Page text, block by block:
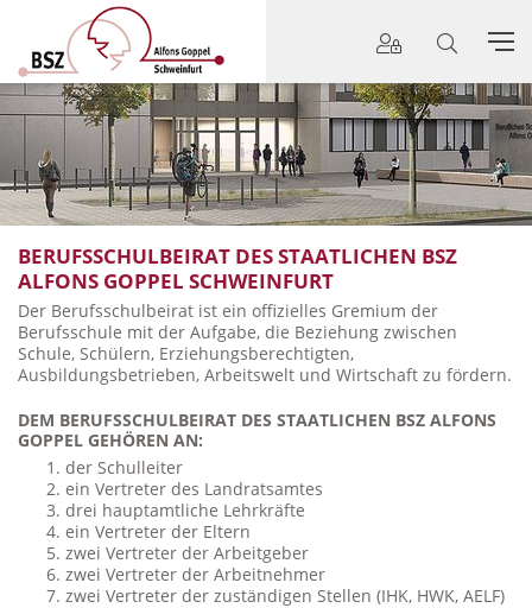
BERUFSSCHULBEIRAT DES STAATLICHEN BSZ
ALFONS GOPPEL SCHWEINFURT
Der Berufsschulbeirat ist ein offizielles Gremium der
Berufsschule mit der Aufgabe, die Beziehung zwischen
Schule, Schülern, Erziehungsberechtigten,
Ausbildungsbetrieben, Arbeitswelt und Wirtschaft zu fördern.
DEM BERUFSSCHULBEIRAT DES STAATLICHEN BSZ ALFONS
GOPPEL GEHÖREN AN:
der Schulleiter
ein Vertreter des Landratsamtes
drei hauptamtliche Lehrkräfte
ein Vertreter der Eltern
zwei Vertreter der Arbeitgeber
zwei Vertreter der Arbeitnehmer
zwei Vertreter der zuständigen Stellen (IHK, HWK, AELF)